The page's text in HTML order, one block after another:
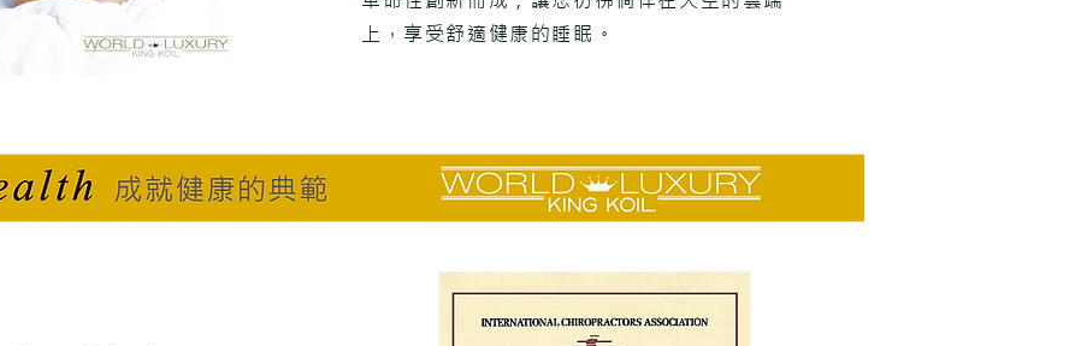
上，享受舒適健康的睡眠。